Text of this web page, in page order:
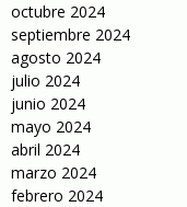
octubre 2024
septiembre 2024
agosto 2024
julio 2024
junio 2024
mayo 2024
abril 2024
marzo 2024
febrero 2024